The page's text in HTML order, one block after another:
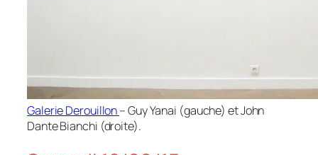
Galerie Derouillon– Guy Yanai (gauche) et John
Dante Bianchi (droite).